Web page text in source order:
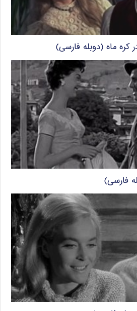
کره ماه (دوبله فارسی)
فارسی)